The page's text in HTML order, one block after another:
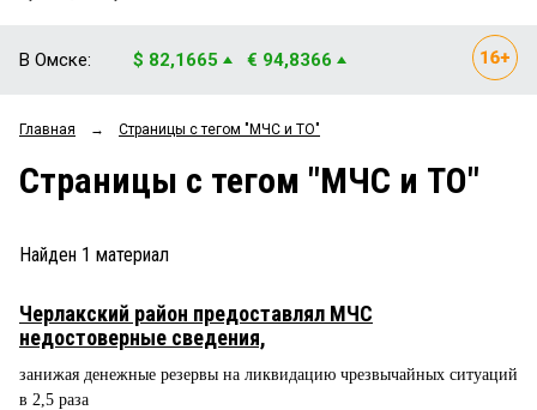
ОБЩЕСТВО
ЗАКОН
НОВОСТИ КОМПАНИЙ
СТИЛЬ ЖИЗНИ
Мнения
Рейтинги
В Омске: $ 82,1665 € 94,8366
Главная → Страницы c тегом "МЧС и ТО"
Страницы c тегом "МЧС и ТО"
Найден 1 материал
Черлакский район предоставлял МЧС
недостоверные сведения,
занижая денежные резервы на ликвидацию чрезвычайных ситуаций
в 2,5 раза